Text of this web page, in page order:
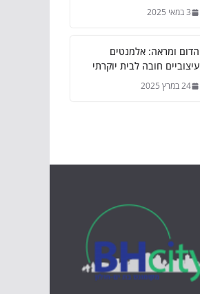
3 במאי 2025
הדום ומראה: אלמנטים
עיצוביים חובה לבית יוקרתי
24 במרץ 2025